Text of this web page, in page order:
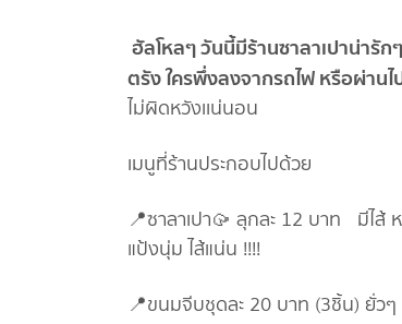
ฮัลโหลๆ วันนี้มีร้านซาลาเปาน่ารัก
ตรัง ใครพึ่งลงจากรถไฟ หรือผ่าน
ไม่ผิดหวังเเน่นอน
เมนูที่ร้านประกอบไปด้วย
📍ซาลาเปา🥠 ลุกละ 12 บาท มีไส้
แป้งนุ่ม ไส้แน่น !!!!
📍ขนมจีบชุดละ 20 บาท (3ชิ้น) ยั่วๆ